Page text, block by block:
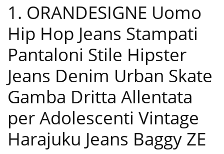
1. ORANDESIGNE Uomo
Hip Hop Jeans Stampati
Pantaloni Stile Hipster
Jeans Denim Urban Skate
Gamba Dritta Allentata
per Adolescenti Vintage
Harajuku Jeans Baggy ZE